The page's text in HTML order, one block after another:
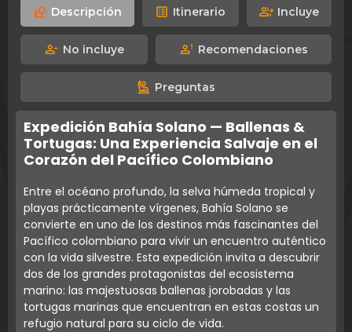
Descripción Itinerario Incluye
No incluye Recomendaciones
Preguntas
Expedición Bahía Solano — Ballenas &
Tortugas: Una Experiencia Salvaje en el
Corazón del Pacífico Colombiano
Entre el océano profundo, la selva húmeda tropical y
playas prácticamente vírgenes, Bahía Solano se
convierte en uno de los destinos más fascinantes del
Pacífico colombiano para vivir un encuentro auténtico
con la vida silvestre. Esta expedición invita a descubrir
dos de los grandes protagonistas del ecosistema
marino: las majestuosas ballenas jorobadas y las
tortugas marinas que encuentran en estas costas un
refugio natural para su ciclo de vida.